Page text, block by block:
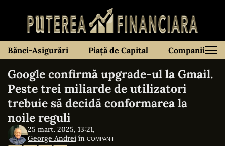
Bănci-Asigurări Piață de Capital Companii
Google confirmă upgrade-ul la Gmail.
Peste trei miliarde de utilizatori
trebuie să decidă conformarea la
noile reguli
25 mart. 2025, 13:21,
George Andrei în COMPANII